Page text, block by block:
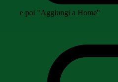
e poi "Aggiungi a Home"